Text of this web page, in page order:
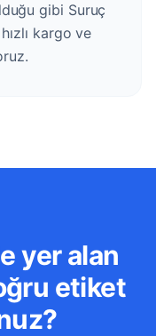
gibi Suruç
kargo ve
yer alan
etiket